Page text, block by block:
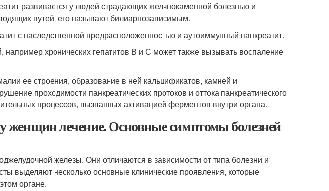
развивается у людей страдающих желчнокаменной болезнью и
путей, его называют билиарнозависимым.
с наследственной предрасположенностью и аутоиммунный панкреатит.
хронических гепатитов В и С может также вызывать воспаление
ее строения, образование в ней кальцификатов, камней и
проходимости панкреатических протоков и оттока панкреатического
процессов, вызванных активацией ферментов внутри органа.
женщин лечение. Основные симптомы болезней
железы. Они отличаются в зависимости от типа болезни и
выделяют несколько основные клинические проявления, которые
органе.